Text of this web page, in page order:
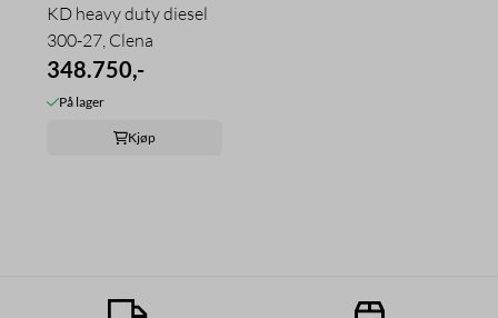
KD heavy duty diesel
300-27, Clena
348.750,-
På lager
Kjøp